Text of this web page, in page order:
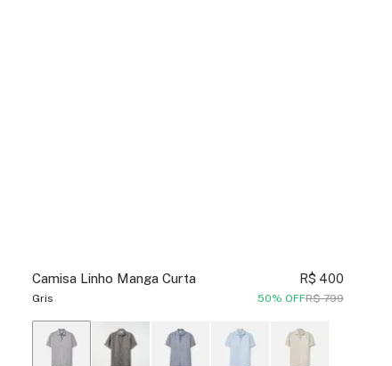
Camisa Linho Manga Curta R$ 400
Gris 50% OFFR$ 799